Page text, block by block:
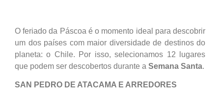
O feriado da Páscoa é o momento ideal para descobrir
um dos países com maior diversidade de destinos do
planeta: o Chile. Por isso, selecionamos 12 lugares
que podem ser descobertos durante a Semana Santa.
SAN PEDRO DE ATACAMA E ARREDORES